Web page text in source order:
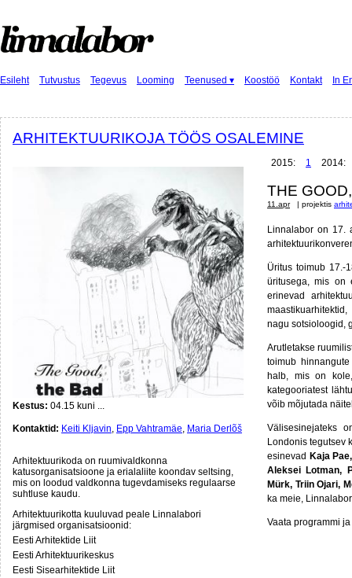
Esileht Tutvustus Tegevus Looming Teenused ▾ Koostöö Kontakt In
ARHITEKTUURIKOJA TÖÖS OSALEMINE
Kestus: 04.15 kuni ...
Kontaktid: Keiti Kljavin, Epp Vahtramäe, Maria Derlõš
Arhitektuurikoda on ruumivaldkonna
katusorganisatsioone ja erialaliite koondav seltsing,
mis on loodud valdkonna tugevdamiseks regulaarse
suhtluse kaudu.
Arhitektuurikotta kuuluvad peale Linnalabori
järgmised organisatsioonid:
Eesti Arhitektide Liit
Eesti Arhitektuurikeskus
Eesti Sisearhitektide Liit
2015: 1 2014:
THE
11.apr| projektis
Linnalabor on 17.
Üritus toimub 17.-
üritusega, mis
erinevad
nagu sotsioloogid,
Arutletakse
toimub
halb, mis on
kategooriatest
võib mõjutada
Välisesinejateks
Londonis tegutsev
esinevad Kaja
Aleksei Lotman,
Mürk, Triin Ojari,
ka meie,
Vaata programmi